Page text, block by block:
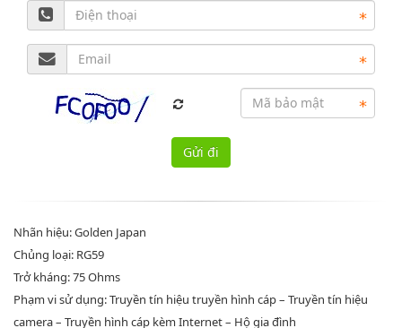
Nhãn hiệu: Golden Japan
Chủng loại: RG59
Trở kháng: 75 Ohms
Phạm vi sử dụng: Truyền tín hiệu truyền hình cáp – Truyền tín hiệu
camera – Truyền hình cáp kèm Internet – Hộ gia đình